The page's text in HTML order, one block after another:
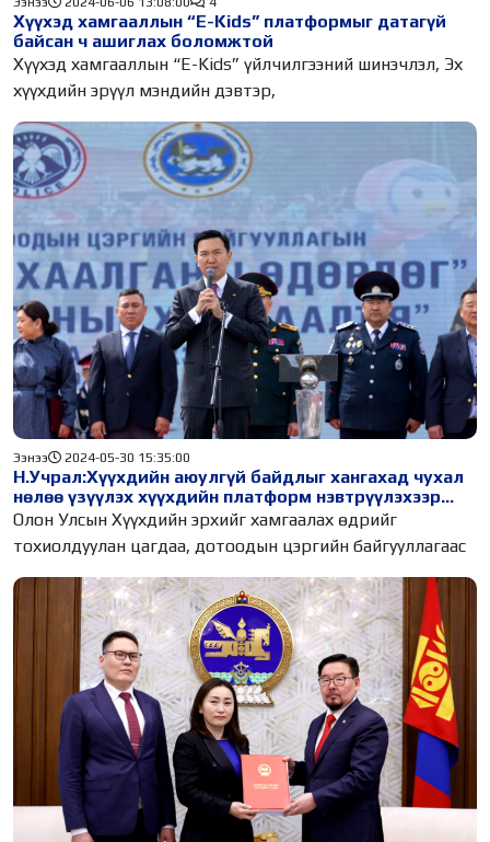
Хүүхэд хамгааллын “E-Kids” платформыг датагүй
байсан ч ашиглах боломжтой
Хүүхэд хамгааллын “E-Kids” үйлчилгээний шинэчлэл, Эх
хүүхдийн эрүүл мэндийн дэвтэр,
Н.Учрал:Хүүхдийн аюулгүй байдлыг хангахад чухал
нөлөө үзүүлэх хүүхдийн платформ нэвтрүүлэхээр
ажиллаж байна
Ээнээ 2024-05-30 15:35:00
Олон Улсын Хүүхдийн эрхийг хамгаалах өдрийг
тохиолдуулан цагдаа, дотоодын цэргийн байгууллагаас